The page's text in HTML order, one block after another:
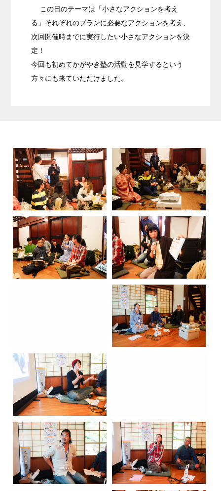
この日のテーマは「小さなアクションを考え
る」それぞれのプランに必要なアクションを考え、
次回開催時までに実行したい小さなアクションを決
定！
今回も初めてかがやき塾の活動を見学するという
方々にも来ていただけました。